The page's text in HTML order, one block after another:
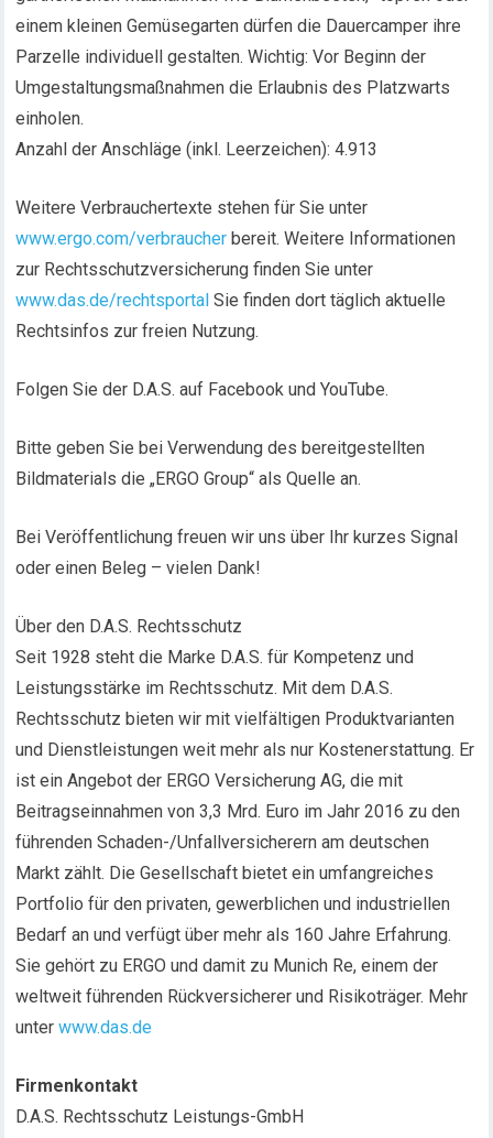
einem kleinen Gemüsegarten dürfen die Dauercamper ihre
Parzelle individuell gestalten. Wichtig: Vor Beginn der
Umgestaltungsmaßnahmen die Erlaubnis des Platzwarts
einholen.
Anzahl der Anschläge (inkl. Leerzeichen): 4.913
Weitere Verbrauchertexte stehen für Sie unter
www.ergo.com/verbraucher bereit. Weitere Informationen
zur Rechtsschutzversicherung finden Sie unter
www.das.de/rechtsportal Sie finden dort täglich aktuelle
Rechtsinfos zur freien Nutzung.
Folgen Sie der D.A.S. auf Facebook und YouTube.
Bitte geben Sie bei Verwendung des bereitgestellten
Bildmaterials die „ERGO Group“ als Quelle an.
Bei Veröffentlichung freuen wir uns über Ihr kurzes Signal
oder einen Beleg – vielen Dank!
Über den D.A.S. Rechtsschutz
Seit 1928 steht die Marke D.A.S. für Kompetenz und
Leistungsstärke im Rechtsschutz. Mit dem D.A.S.
Rechtsschutz bieten wir mit vielfältigen Produktvarianten
und Dienstleistungen weit mehr als nur Kostenerstattung. Er
ist ein Angebot der ERGO Versicherung AG, die mit
Beitragseinnahmen von 3,3 Mrd. Euro im Jahr 2016 zu den
führenden Schaden-/Unfallversicherern am deutschen
Markt zählt. Die Gesellschaft bietet ein umfangreiches
Portfolio für den privaten, gewerblichen und industriellen
Bedarf an und verfügt über mehr als 160 Jahre Erfahrung.
Sie gehört zu ERGO und damit zu Munich Re, einem der
weltweit führenden Rückversicherer und Risikoträger. Mehr
unterwww.das.de
Firmenkontakt
D.A.S. Rechtsschutz Leistungs-GmbH